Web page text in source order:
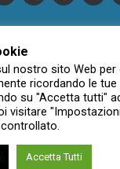
SULLA
DATI
CONTATTTI
- Non
nostro sito Web
ricordando le
su "Accetta tutti"
visitare
Accetta Tutti